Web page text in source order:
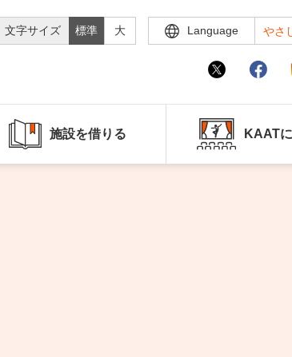
文字サイズ 標準 大 Language やさ
施設を借りる KAAT